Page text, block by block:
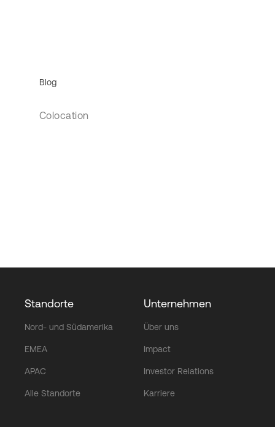
Blog
Colocation
Standorte
Nord- und Südamerika
EMEA
APAC
Alle Standorte
Unternehmen
Über uns
Impact
Investor Relations
Karriere